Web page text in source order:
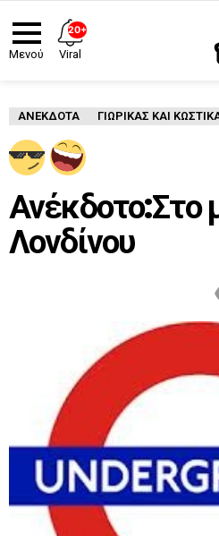
Μενού
ΑΝΈΚΔΟΤΑ ΓΙΩΡΙΚΑΣ ΚΑΙ
Ανέκδοτο:Στο
Λονδίνου
20+
Viral